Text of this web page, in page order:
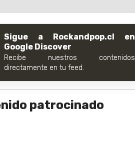
Sigue a Rockandpop.cl en
Google Discover
Recibe nuestros contenidos
directamente en tu feed.
patrocinado